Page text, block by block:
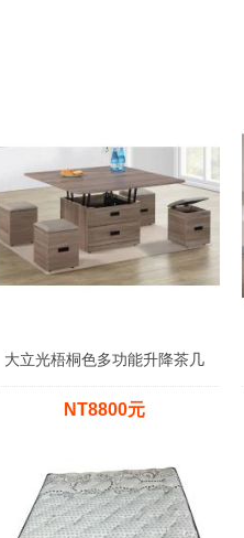
大立光梧桐色多功能升降茶几
NT8800元